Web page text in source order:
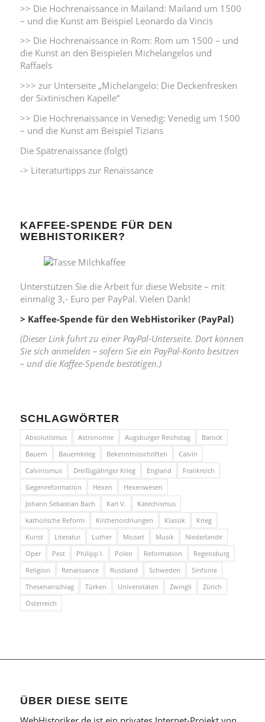
>> Die Hochrenaissance in Mailand: Mailand um 1500
– und die Kunst am Beispiel Leonardo da Vincis
>> Die Hochrenaissance in Rom: Rom um 1500 – und
die Kunst an den Beispielen Michelangelos und
Raffaels
>>> zur Unterseite „Michelangelo: Die Deckenfresken
der Sixtinischen Kapelle“
>> Die Hochrenaissance in Venedig: Venedig um 1500
– und die Kunst am Beispiel Tizians
Die Spätrenaissance (folgt)
-> Literaturtipps zur Renaissance
KAFFEE-SPENDE FÜR DEN
WEBHISTORIKER?
Unterstützen Sie die Arbeit für diese Website – mit
einmalig 3,- Euro per PayPal. Vielen Dank!
> Kaffee-Spende für den WebHistoriker (PayPal)
(Dieser Link führt zu einer PayPal-Unterseite. Dort können
Sie sich anmelden – sofern Sie ein PayPal-Konto besitzen
– und die Kaffee-Spende bestätigen.)
SCHLAGWÖRTER
Absolutismus Astronomie Augsburger Reichstag
Barock
Bauern
Bauernkrieg Bekenntnisschriften
Calvin
Calvinismus
Dreißigjähriger Krieg England
Frankreich
Gegenreformation
Hexen
Hexenwesen
Johann Sebastian Bach
Karl V.
Katechismus
katholische Reform
Kirchenordnungen Klassik
Krieg
Kunst
Literatur Luther Mozart Musik
Niederlande
Oper
Pest Philipp I. Polen Reformation
Regensburg
Religion
Renaissance Russland Schweden
Sinfonie
Thesenanschlag
Türken Universitäten Zwingli
Zürich
Österreich
ÜBER DIESE SEITE